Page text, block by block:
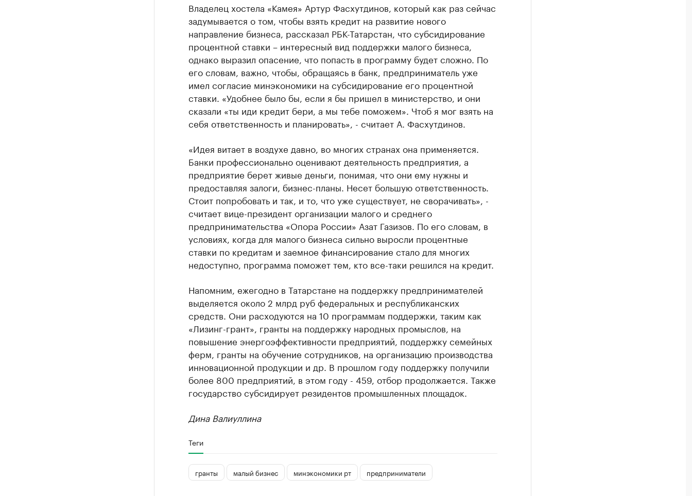
Владелец хостела «Камея» Артур Фасхутдинов, который как раз сейчас
задумывается о том, чтобы взять кредит на развитие нового
направление бизнеса, рассказал РБК-Татарстан, что субсидирование
процентной ставки – интересный вид поддержки малого бизнеса,
однако выразил опасение, что попасть в программу будет сложно. По
его словам, важно, чтобы, обращаясь в банк, предприниматель уже
имел согласие минэкономики на субсидирование его процентной
ставки. «Удобнее было бы, если я бы пришел в министерство, и они
сказали «ты иди кредит бери, а мы тебе поможем». Чтоб я мог взять на
себя ответственность и планировать», - считает А. Фасхутдинов.
«Идея витает в воздухе давно, во многих странах она применяется.
Банки профессионально оценивают деятельность предприятия, а
предприятие берет живые деньги, понимая, что они ему нужны и
предоставляя залоги, бизнес-планы. Несет большую ответственность.
Стоит попробовать и так, и то, что уже существует, не сворачивать», -
считает вице-президент организации малого и среднего
предпринимательства «Опора России» Азат Газизов. По его словам, в
условиях, когда для малого бизнеса сильно выросли процентные
ставки по кредитам и заемное финансирование стало для многих
недоступно, программа поможет тем, кто все-таки решился на кредит.
Напомним, ежегодно в Татарстане на поддержку предпринимателей
выделяется около 2 млрд руб федеральных и республиканских
средств. Они расходуются на 10 программам поддержки, таким как
«Лизинг-грант», гранты на поддержку народных промыслов, на
повышение энергоэффективности предприятий, поддержку семейных
ферм, гранты на обучение сотрудников, на организацию производства
инновационной продукции и др. В прошлом году поддержку получили
более 800 предприятий, в этом году - 459, отбор продолжается. Также
государство субсидирует резидентов промышленных площадок.
Дина Валиуллина
Теги
гранты малый бизнес минэкономики рт предприниматели